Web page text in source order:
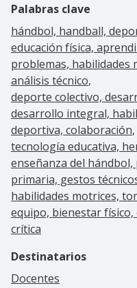
Palabras clave
hándbol, handball,
educación física,
problemas, habilidades
análisis técnico
deporte colectivo,
desarrollo integral,
deportiva, colaboración
tecnología educativa,
enseñanza del
primaria, gestos
habilidades motrices,
equipo, bienestar
crítica
Destinatarios
Docentes